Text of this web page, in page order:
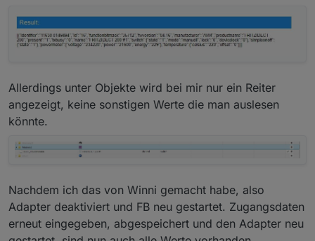
Allerdings unter Objekte wird bei mir nur ein Reiter
angezeigt, keine sonstigen Werte die man auslesen
könnte.
Nachdem ich das von Winni gemacht habe, also
Adapter deaktiviert und FB neu gestartet. Zugangsdaten
erneut eingegeben, abgespeichert und den Adapter neu